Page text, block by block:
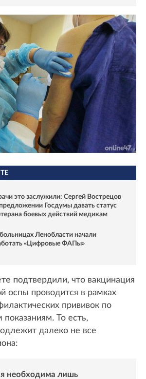
это заслужили: Сергей Вострецов
Госдумы давать статус
боевых действий медикам
Ленобласти начали
«Цифровые ФАПы»
подтвердили, что вакцинация
оспы проводится в рамках
прививок по
То есть,
далеко не все
необходима лишь